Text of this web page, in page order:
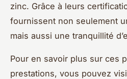
zinc. Grâce à leurs
fournissent non seulement
mais aussi une tranquillité
Pour en savoir plus sur ces
prestations, vous pouvez